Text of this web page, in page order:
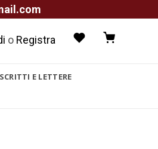
o Registra
E LETTERE